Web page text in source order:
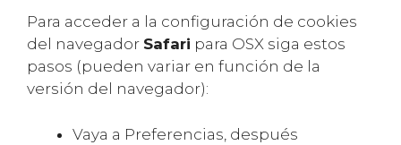
Para acceder a la configuración de cookies
del navegador Safari para OSX siga estos
pasos (pueden variar en función de la
versión del navegador):
Vaya a Preferencias, después